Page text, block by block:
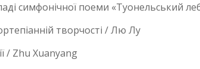
симфонічної поеми «Туонельський
творчості / Лю Лу
/ Zhu Xuanyang